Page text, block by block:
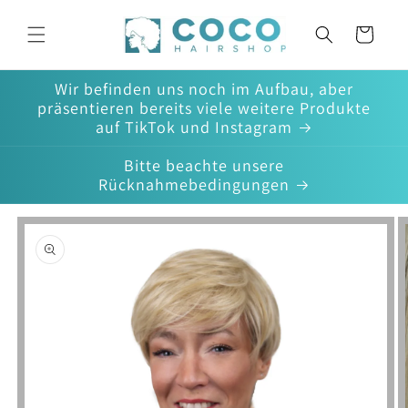
Inhalt
Warenkorb
Wir befinden uns noch im Aufbau, aber
präsentieren bereits viele weitere Produkte
auf TikTok und Instagram
Bitte beachte unsere
Rücknahmebedingungen